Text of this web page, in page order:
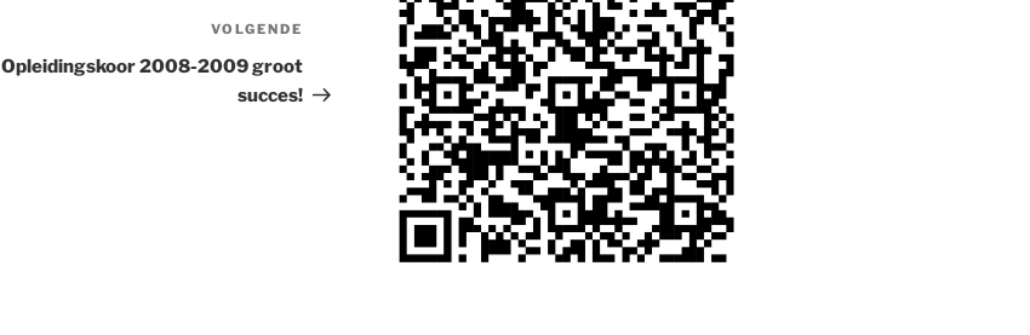
bericht
VOLGENDE
Opleidingskoor 2008-2009 groot
succes!